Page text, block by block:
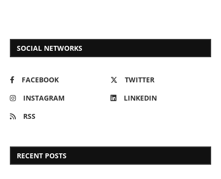
SOCIAL NETWORKS
FACEBOOK
TWITTER
INSTAGRAM
LINKEDIN
RSS
RECENT POSTS